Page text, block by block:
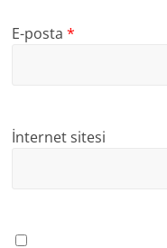
E-posta*
İnternet sitesi